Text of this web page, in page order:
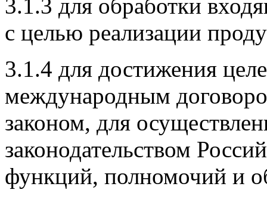
3.1.3 для обработки
с целью реализации
3.1.4 для достижения
международным
законом, для
законодательством
функций, полномочий и